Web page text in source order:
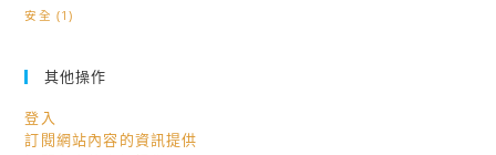
安全 (1)
其他操作
登入
訂閱網站內容的資訊提供